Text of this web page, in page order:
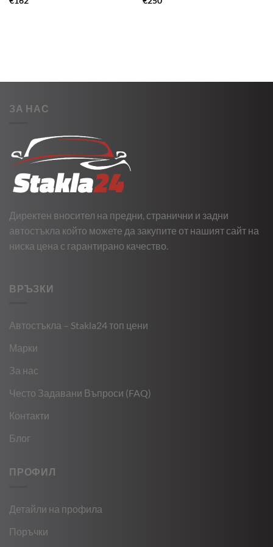
ЗА НАС
Директен вносител на предни, странични и задни
автостъкла който можете да закупите от нашият сайт на
ниска цена с гарантирано качество.
ВРЪЗКИ
Автостъкла – Stakla24 топ цени
Марки
За нас
Често Задавани Въпроси (FAQ)
Контакти
Блог
ПРОФИЛ
Детайли на профила
Поръчки